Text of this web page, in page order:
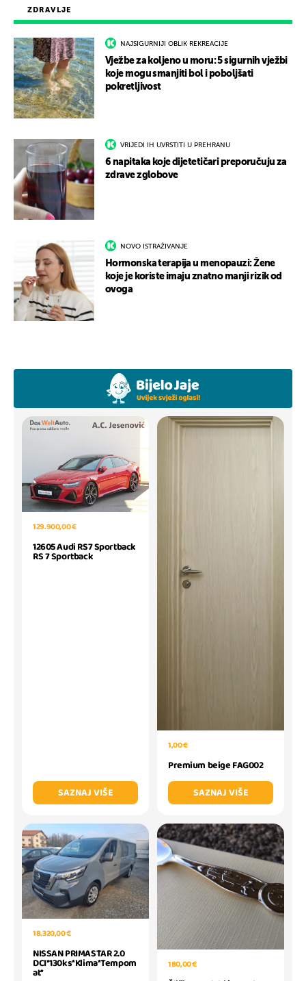
ZDRAVLJE
NAJSIGURNIJI OBLIK REKREACIJE
Vježbe za koljeno u moru: 5 sigurnih vježbi
koje mogu smanjiti bol i poboljšati
pokretljivost
VRIJEDI IH UVRSTITI U PREHRANU
6 napitaka koje dijetetičari preporučuju za
zdrave zglobove
NOVO ISTRAŽIVANJE
Hormonska terapija u menopauzi: Žene
koje je koriste imaju znatno manji rizik od
ovoga
129.900,00 €
12605 Audi RS7 Sportback
RS 7 Sportback
SAZNAJ VIŠE
1,00 €
Premium beige FAG002
SAZNAJ VIŠE
18.320,00 €
NISSAN PRIMASTAR 2.0
DCI*130ks*Klima*Tempom
at*
180,00 €